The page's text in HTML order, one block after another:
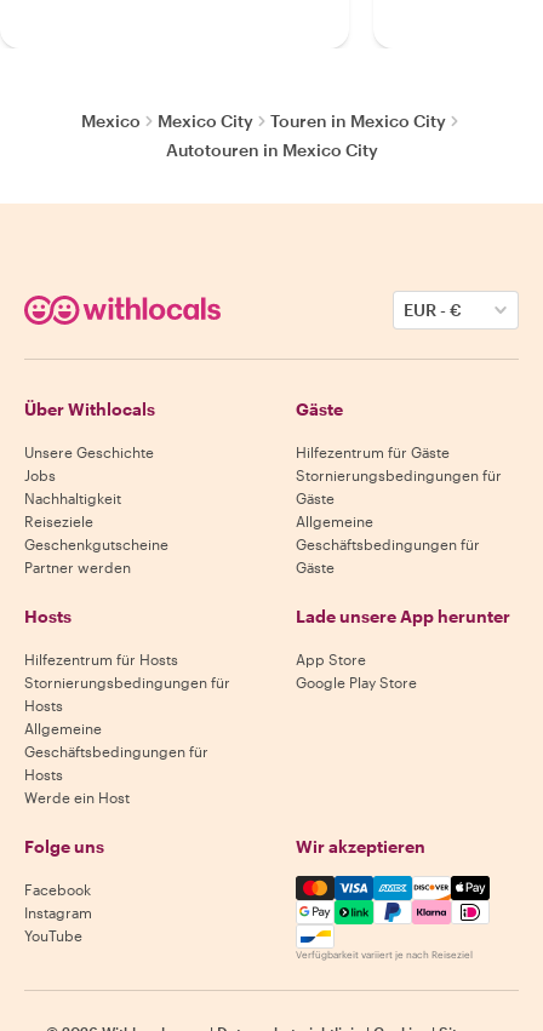
Mexico Mexico City
Touren in Mexico City
Autotouren in Mexico City
EUR-€
Über Withlocals
Unsere Geschichte
Jobs
Nachhaltigkeit
Reiseziele
Geschenkgutscheine
Partner werden
Gäste
Hilfezentrum für Gäste
Stornierungsbedingungen für
Gäste
Allgemeine
Geschäftsbedingungen für
Gäste
Hosts
Hilfezentrum für Hosts
Stornierungsbedingungen für
Hosts
Allgemeine
Geschäftsbedingungen für
Hosts
Werde ein Host
Lade unsere App herunter
App Store
Google Play Store
Folge uns
Facebook
Instagram
YouTube
Wir akzeptieren
Mastercard, Visa, Amex,
Verfügbarkeit variiert je nach Reiseziel